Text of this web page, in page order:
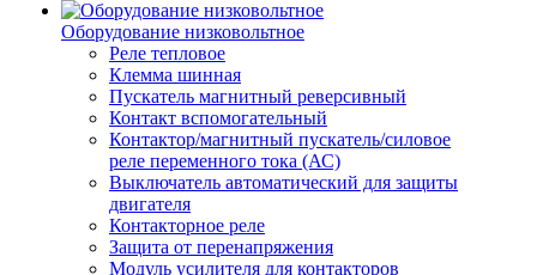
Оборудование низковольтное
Реле тепловое
Клемма шинная
Пускатель магнитный реверсивный
Контакт вспомогательный
Контактор/магнитный пускатель/силовое
реле переменного тока (АС)
Выключатель автоматический для защиты
двигателя
Контакторное реле
Защита от перенапряжения
Модуль усилителя для контакторов